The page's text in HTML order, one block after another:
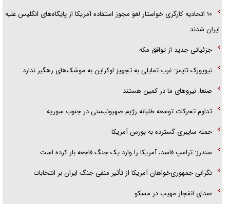
دور هفتم مذاکرات لبنان و رژیم اسرائیل؛ بدون توافق، بدون عقب‌نشینی
یونیسف: ۳۰۰ کودک طی ۳۰۰ روز آتش بس در غزه به شهادت رسیده اند
اهداف معادله جدید صنعا علیه عربستان
۱۰ اتحادیه کارگری خواستار لغو مجوز استفاده آمریکا از پایگاه‌های انگلیس علیه
ایران شدند
جزئیاتی جدید از توافق مکه
نیویورک تایمز: غرب تمایلی به تجهیز اوکراین به موشک‌های رهگیر ندارد
صنعا: نیروهای ما در کمین‌ هستند
تداوم تحرکات توسعه طلبانه رژیم صهیونیستی در جنوب سوریه
حمله سایبری گسترده به بورس آمریکا